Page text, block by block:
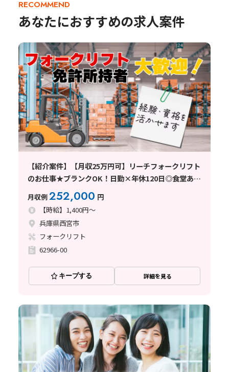
RECOMMEND
あなたにおすすめの求人案件
【紹介案件】【月収25万円可】リーチフォークリフト
のお仕事★ブランクOK！日勤×年休120日◎食堂あり
月収例252,000 円
【時給】1,400円～
兵庫県西宮市
フォークリフト
62966-00
キープする 詳細を見る